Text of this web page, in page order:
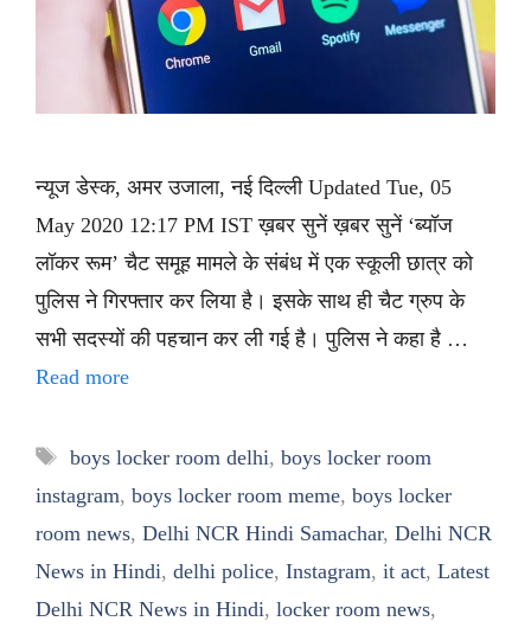
न्यूज डेस्क, अमर उजाला, नई दिल्ली Updated Tue, 05
May 2020 12:17 PM IST ख़बर सुनें ख़बर सुनें ‘ब्यॉज
लॉकर रूम’ चैट समूह मामले के संबंध में एक स्कूली छात्र को
पुलिस ने गिरफ्तार कर लिया है। इसके साथ ही चैट ग्रुप के
सभी सदस्यों की पहचान कर ली गई है। पुलिस ने कहा है …
Read more
Tags
boys locker room delhi, boys locker room
instagram, boys locker room meme, boys locker
room news, Delhi NCR Hindi Samachar, Delhi NCR
News in Hindi, delhi police, Instagram, it act, Latest
Delhi NCR News in Hindi, locker room news,